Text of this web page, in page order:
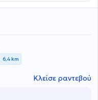
6,4 km
Κλείσε ραντεβού